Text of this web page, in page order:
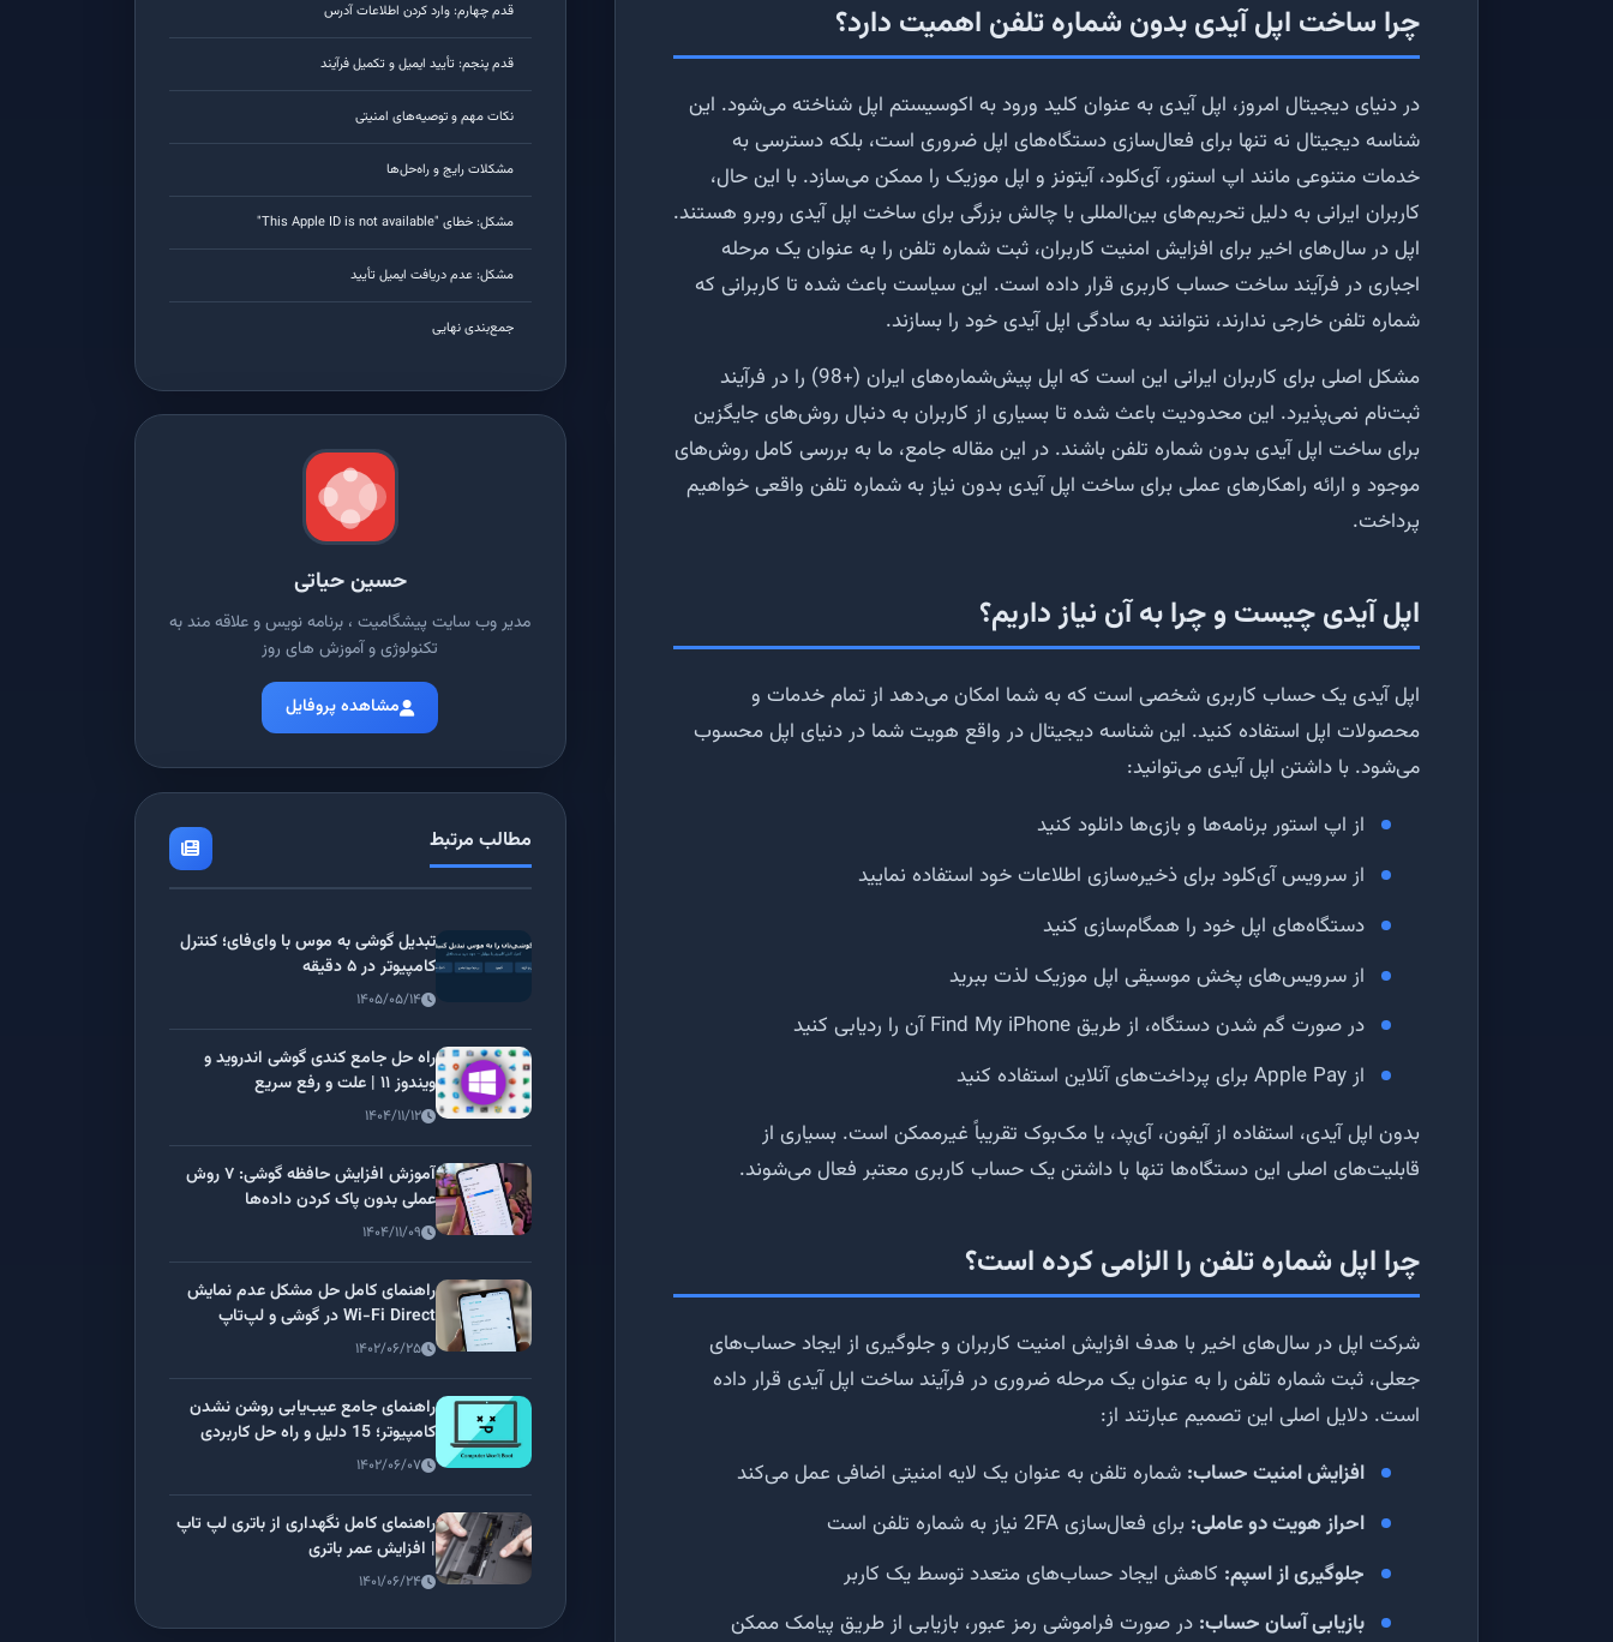
چرا ساخت اپل آیدی بدون شماره تلفن اهمیت دارد؟
در دنیای دیجیتال امروز، اپل آیدی به عنوان کلید ورود به اکوسیستم اپل شناخته می‌شود. این
شناسه دیجیتال نه تنها برای فعال‌سازی دستگاه‌های اپل ضروری است، بلکه دسترسی به
خدمات متنوعی مانند اپ استور، آی‌کلود، آیتونز و اپل موزیک را ممکن می‌سازد. با این حال،
کاربران ایرانی به دلیل تحریم‌های بین‌المللی با چالش بزرگی برای ساخت اپل آیدی روبرو هستند.
اپل در سال‌های اخیر برای افزایش امنیت کاربران، ثبت شماره تلفن را به عنوان یک مرحله
اجباری در فرآیند ساخت حساب کاربری قرار داده است. این سیاست باعث شده تا کاربرانی که
شماره تلفن خارجی ندارند، نتوانند به سادگی اپل آیدی خود را بسازند.
مشکل اصلی برای کاربران ایرانی این است که اپل پیش‌شماره‌های ایران (+98) را در فرآیند
ثبت‌نام نمی‌پذیرد. این محدودیت باعث شده تا بسیاری از کاربران به دنبال روش‌های جایگزین
برای ساخت اپل آیدی بدون شماره تلفن باشند. در این مقاله جامع، ما به بررسی کامل روش‌های
موجود و ارائه راهکارهای عملی برای ساخت اپل آیدی بدون نیاز به شماره تلفن واقعی خواهیم
پرداخت.
اپل آیدی چیست و چرا به آن نیاز داریم؟
اپل آیدی یک حساب کاربری شخصی است که به شما امکان می‌دهد از تمام خدمات و
محصولات اپل استفاده کنید. این شناسه دیجیتال در واقع هویت شما در دنیای اپل محسوب
می‌شود. با داشتن اپل آیدی می‌توانید:
از اپ استور برنامه‌ها و بازی‌ها دانلود کنید
از سرویس آی‌کلود برای ذخیره‌سازی اطلاعات خود استفاده نمایید
دستگاه‌های اپل خود را همگام‌سازی کنید
از سرویس‌های پخش موسیقی اپل موزیک لذت ببرید
در صورت گم شدن دستگاه، از طریق Find My iPhone آن را ردیابی کنید
از Apple Pay برای پرداخت‌های آنلاین استفاده کنید
بدون اپل آیدی، استفاده از آیفون، آی‌پد، یا مک‌بوک تقریباً غیرممکن است. بسیاری از
قابلیت‌های اصلی این دستگاه‌ها تنها با داشتن یک حساب کاربری معتبر فعال می‌شوند.
چرا اپل شماره تلفن را الزامی کرده است؟
شرکت اپل در سال‌های اخیر با هدف افزایش امنیت کاربران و جلوگیری از ایجاد حساب‌های
جعلی، ثبت شماره تلفن را به عنوان یک مرحله ضروری در فرآیند ساخت اپل آیدی قرار داده
است. دلایل اصلی این تصمیم عبارتند از:
افزایش امنیت حساب: شماره تلفن به عنوان یک لایه امنیتی اضافی عمل می‌کند
احراز هویت دو عاملی: برای فعال‌سازی 2FA نیاز به شماره تلفن است
جلوگیری از اسپم: کاهش ایجاد حساب‌های متعدد توسط یک کاربر
بازیابی آسان حساب: در صورت فراموشی رمز عبور، بازیابی از طریق پیامک ممکن
قدم چهارم: وارد کردن اطلاعات آدرس
قدم پنجم: تأیید ایمیل و تکمیل فرآیند
نکات مهم و توصیه‌های امنیتی
مشکلات رایج و راه‌حل‌ها
مشکل: خطای "This Apple ID is not available"
مشکل: عدم دریافت ایمیل تأیید
جمع‌بندی نهایی
حسین حیاتی
مدیر وب سایت پیشگامیت ، برنامه نویس و علاقه مند به
تکنولوژی و آموزش های روز
مشاهده پروفایل
مطالب مرتبط
تبدیل گوشی به موس با وای‌فای؛ کنترل
کامپیوتر در ۵ دقیقه
۱۴۰۵/۰۵/۱۴
راه حل جامع کندی گوشی اندروید و
ویندوز ۱۱ | علت و رفع سریع
۱۴۰۴/۱۱/۱۲
آموزش افزایش حافظه گوشی: ۷ روش
عملی بدون پاک کردن داده‌ها
۱۴۰۴/۱۱/۰۹
راهنمای کامل حل مشکل عدم نمایش
Wi-Fi Direct در گوشی و لپ‌تاپ
۱۴۰۲/۰۶/۲۵
راهنمای جامع عیب‌یابی روشن نشدن
کامپیوتر؛ 15 دلیل و راه حل کاربردی
۱۴۰۲/۰۶/۰۷
راهنمای کامل نگهداری از باتری لپ تاپ
| افزایش عمر باتری
۱۴۰۱/۰۶/۲۴